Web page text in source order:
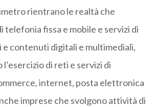
rientrano le realtà che
telefonia fissa e mobile e servizi di
e contenuti digitali e multimediali,
di reti e servizi di
internet, posta elettronica
imprese che svolgono attività di